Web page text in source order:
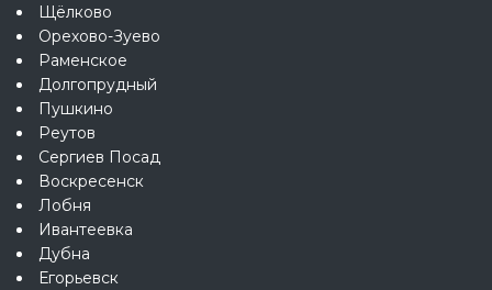
Щёлково
Орехово-Зуево
Раменское
Долгопрудный
Пушкино
Реутов
Сергиев Посад
Воскресенск
Лобня
Ивантеевка
Дубна
Егорьевск